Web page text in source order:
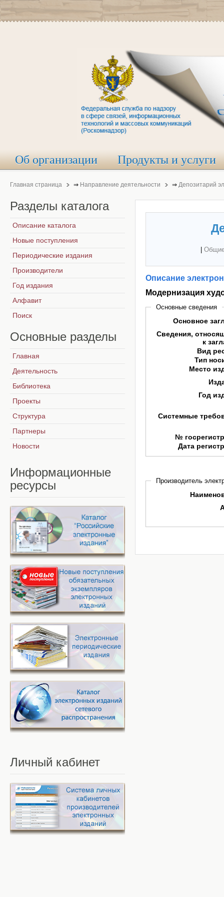
Об организации Продукты и услуги
Главная страница ⇒ Направление деятельности ⇒ Депозитарий
Описание
Модернизация
Основные сведения
Основное
Сведения,
к
Вид
Тип
Место
Год
Системные
№
Дата
Производитель
Разделы каталога
Описание каталога
Новые поступления
Периодические издания
Производители
Год издания
Алфавит
Поиск
Основные разделы
Главная
Деятельность
Библиотека
Проекты
Структура
Партнеры
Новости
Информационные
ресурсы
Личный кабинет